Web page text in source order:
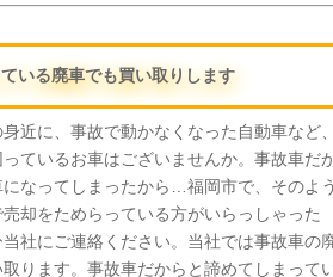
いる廃車でも買い取りします
近に、事故で動かなくなった自動車など、
ているお車はございませんか。事故車だ
になってしまったから…福岡市で、そのよう
却をためらっている方がいらっしゃった
当社にご連絡ください。当社では事故車の
ります。事故車だからと諦めてしまって